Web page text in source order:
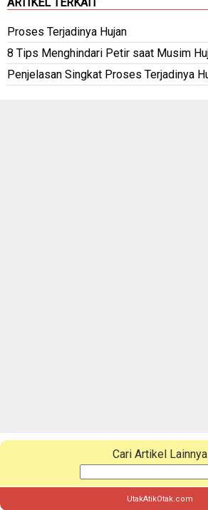
Proses Terjadinya Hujan
8 Tips Menghindari Petir saat Musim
Penjelasan Singkat Proses Terjadinya
Cari Artikel Lainnya
UtakAtikOtak.com